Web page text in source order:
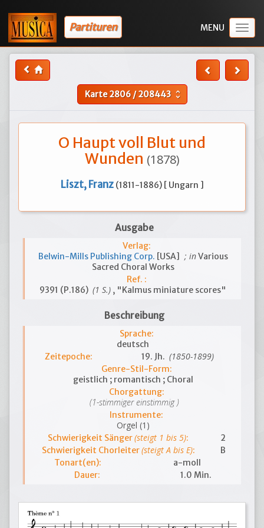
Partituren
Karte2806/208443 unfold_more
O Haupt voll Blut und
Wunden (1878)
Liszt, Franz (1811-1886) [ Ungarn ]
Ausgabe
Verlag:
Belwin-Mills Publishing Corp. [USA] ; inVarious
Sacred Choral Works
Ref. :
9391 (P.186) (1 S.) , "Kalmus miniature scores"
Beschreibung
Sprache:
deutsch
Zeitepoche:
19. Jh. (1850-1899)
Genre-Stil-Form:
geistlich ; romantisch ; Choral
Chorgattung:
(1-stimmiger einstimmig )
Instrumente:
Orgel (1)
Schwierigkeit Sänger(steigt 1 bis 5):
2
Schwierigkeit Chorleiter(steigt A bis E):
B
Tonart(en):
a-moll
Dauer:
1.0 Min.